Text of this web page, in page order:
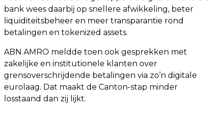
bank wees daarbij op snellere afwikkeling, beter
liquiditeitsbeheer en meer transparantie rond
betalingen en tokenized assets.
ABN AMRO meldde toen ook gesprekken met
zakelijke en institutionele klanten over
grensoverschrijdende betalingen via zo’n digitale
eurolaag. Dat maakt de Canton-stap minder
losstaand dan zij lijkt.